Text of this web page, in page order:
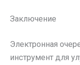
Заключение
Электронная
инструмент для